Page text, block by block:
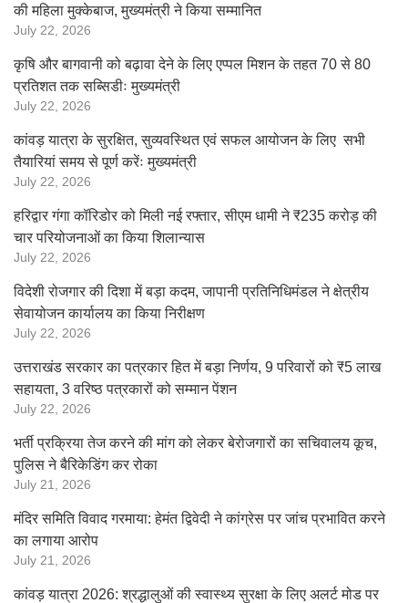
की महिला मुक्केबाज, मुख्यमंत्री ने किया सम्मानित
July 22, 2026
कृषि और बागवानी को बढ़ावा देने के लिए एप्पल मिशन के तहत 70 से 80
प्रतिशत तक सब्सिडीः मुख्यमंत्री
July 22, 2026
कांवड़ यात्रा के सुरक्षित, सुव्यवस्थित एवं सफल आयोजन के लिए सभी
तैयारियां समय से पूर्ण करेंः मुख्यमंत्री
July 22, 2026
हरिद्वार गंगा कॉरिडोर को मिली नई रफ्तार, सीएम धामी ने ₹235 करोड़ की
चार परियोजनाओं का किया शिलान्यास
July 22, 2026
विदेशी रोजगार की दिशा में बड़ा कदम, जापानी प्रतिनिधिमंडल ने क्षेत्रीय
सेवायोजन कार्यालय का किया निरीक्षण
July 22, 2026
उत्तराखंड सरकार का पत्रकार हित में बड़ा निर्णय, 9 परिवारों को ₹5 लाख
सहायता, 3 वरिष्ठ पत्रकारों को सम्मान पेंशन
July 22, 2026
भर्ती प्रक्रिया तेज करने की मांग को लेकर बेरोजगारों का सचिवालय कूच,
पुलिस ने बैरिकेडिंग कर रोका
July 21, 2026
मंदिर समिति विवाद गरमाया: हेमंत द्विवेदी ने कांग्रेस पर जांच प्रभावित करने
का लगाया आरोप
July 21, 2026
कांवड़ यात्रा 2026: श्रद्धालुओं की स्वास्थ्य सुरक्षा के लिए अलर्ट मोड पर